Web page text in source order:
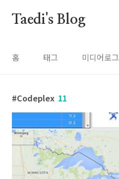
Taedi's Blog
홈 태그 미디어로그
Codeplex 11